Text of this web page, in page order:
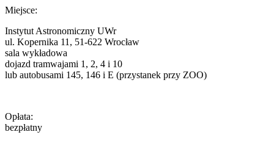
Miejsce:
Instytut Astronomiczny UWr
ul. Kopernika 11, 51-622 Wrocław
sala wykładowa
dojazd tramwajami 1, 2, 4 i 10
lub autobusami 145, 146 i E (przystanek przy ZOO)
Opłata:
bezpłatny